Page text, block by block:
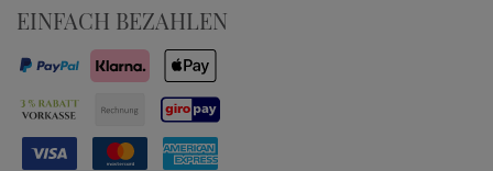
EINFACH BEZAHLEN